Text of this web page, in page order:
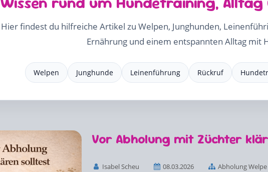
Hier findest du hilfreiche Artikel zu Welpen, Junghunden,
Ernährung und einem entspannten Alltag mit
Welpen Junghunde Leinenführung Rückruf
Vor Abholung mit Züchter
Isabel Scheu 08.03.2026 Abholung